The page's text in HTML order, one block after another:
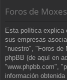
pi
d
os
Foros de
Esta política explica
sus empresas
"nuestro", "Foros de
phpBB (de aquí en
"www.phpbb.com",
información